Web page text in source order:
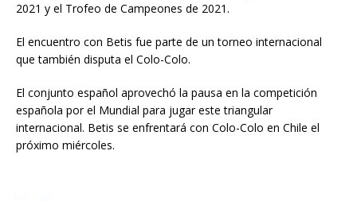
2021 y el Trofeo de Campeones de 2021.
El encuentro con Betis fue parte de un torneo internacional
que también disputa el Colo-Colo.
El conjunto español aprovechó la pausa en la competición
española por el Mundial para jugar este triangular
internacional. Betis se enfrentará con Colo-Colo en Chile el
próximo miércoles.